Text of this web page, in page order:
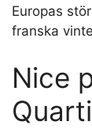
Europas
franska
Nice